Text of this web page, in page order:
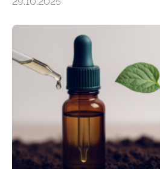
Forschende die bisher älteste
Region Kachin in Myanmar und
ausgezeichnetem Zustand
Art einer neuen Gattung
nun den Namen Cretosabethes
fossile Nachweis einer
stellt gleichzeitig den ersten
Mückenlarve aus dem